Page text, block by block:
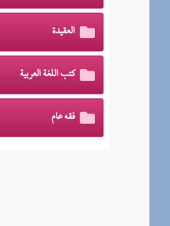
العقيدة
كتب اللغة العربية
فقه عام